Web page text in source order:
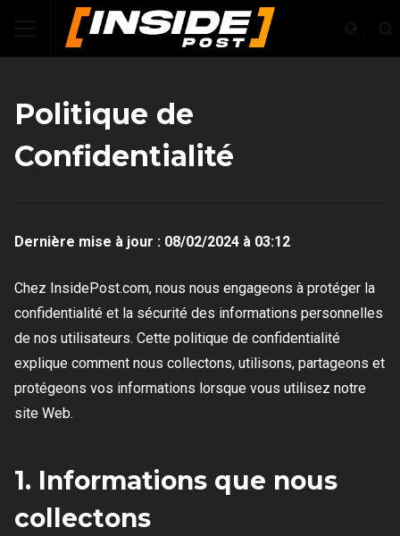
Politique de
Confidentialité
Dernière mise à jour : 08/02/2024 à 03:12
Chez InsidePost.com, nous nous engageons à protéger la
confidentialité et la sécurité des informations personnelles
de nos utilisateurs. Cette politique de confidentialité
explique comment nous collectons, utilisons, partageons et
protégeons vos informations lorsque vous utilisez notre
site Web.
1. Informations que nous
collectons